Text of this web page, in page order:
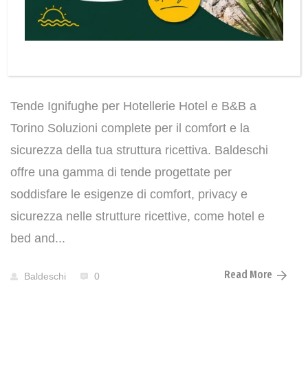
Hotellerie Hotel e Bed
Tende Ignifughe per Hotellerie Hotel e B&B a
Torino Soluzioni complete per il comfort e la
sicurezza della tua struttura ricettiva. Baldeschi
offre una gamma di tende progettate per
soddisfare le esigenze di comfort, privacy e
sicurezza nelle strutture ricettive, come hotel e
bed and...
Baldeschi 0 Read More